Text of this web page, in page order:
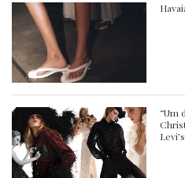
“Um
Levi’s